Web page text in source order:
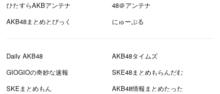
ひたすらAKBアンテナ
48＠アンテナ
AKB48まとめとぴっく
にゅーぷる
Daily AKB48
AKB48タイムズ
GIOGIOの奇妙な速報
SKE48まとめもらんだむ
SKEまとめもん
AKB48情報まとめたった